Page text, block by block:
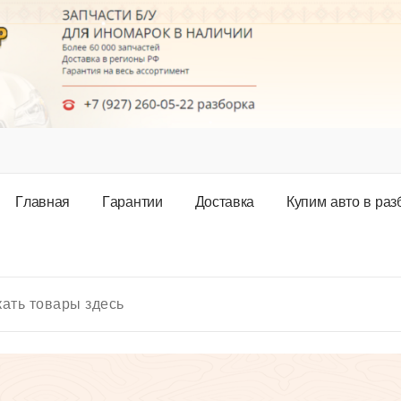
Главная Гарантии Доставка Купим авто в раз